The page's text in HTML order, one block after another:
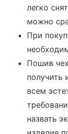
легко
можно
При
Пошив
получить
всем
назвать